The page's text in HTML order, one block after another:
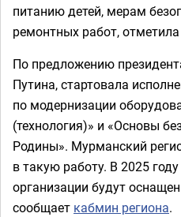
питанию детей, мерам
ремонтных работ,
По предложению
Путина, стартовала
по модернизации
(технология)» и «Основы
Родины». Мурманский
в такую работу. В 2025
организации будут
сообщает кабмин региона.